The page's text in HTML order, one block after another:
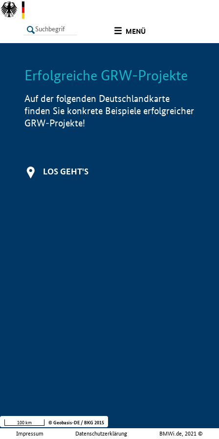
MENÜ
LISTE Info
Erfolgreiche GRW-Projekte
Auf der folgenden Deutschlandkarte
finden Sie konkrete Beispiele erfolgreicher
GRW-Projekte!
LOS GEHT'S
Impressum Datenschutzerklärung BMWi.de, 2021 ©
100 km © Geobasis-DE / BKG 2015